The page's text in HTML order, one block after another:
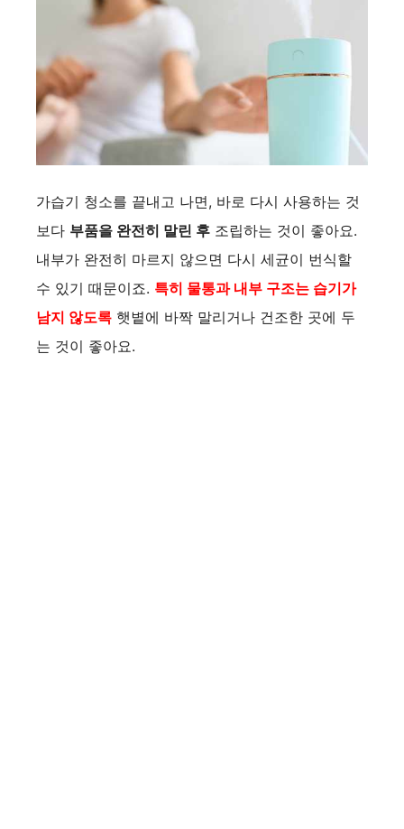
가습기 청소를 끝내고 나면, 바로 다시 사용하는 것
보다 부품을 완전히 말린 후 조립하는 것이 좋아요.
내부가 완전히 마르지 않으면 다시 세균이 번식할
수 있기 때문이죠. 특히 물통과 내부 구조는 습기가
남지 않도록 햇볕에 바짝 말리거나 건조한 곳에 두
는 것이 좋아요.